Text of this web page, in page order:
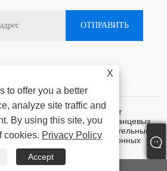
@ 2015-2023 Нинбо Кассит
лтд. - Комплекты фланцевых
промышленные уплотнительные
материалы для компрессионных
- все права защищены.
RSS|XML|AMP
X
to offer you a better
analyze site traffic and
By using this site, you
cookies. Privacy Policy
Accept